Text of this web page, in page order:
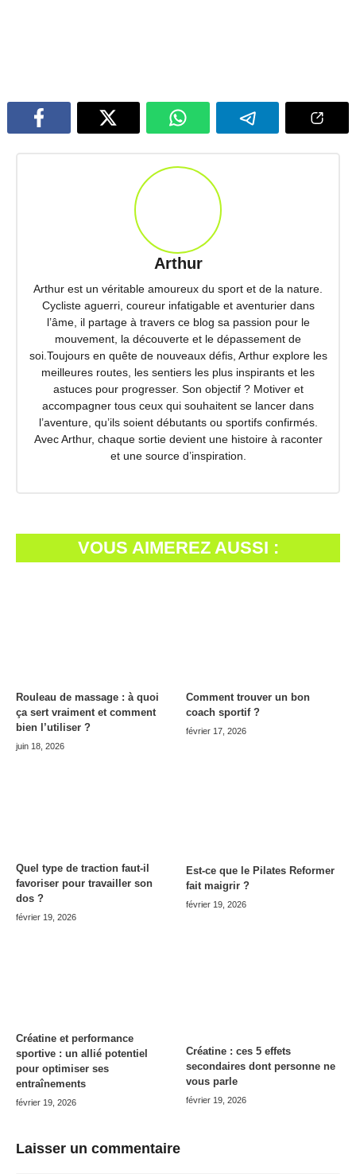
Arthur
Arthur est un véritable amoureux du sport et de la nature.
Cycliste aguerri, coureur infatigable et aventurier dans
l’âme, il partage à travers ce blog sa passion pour le
mouvement, la découverte et le dépassement de
soi.Toujours en quête de nouveaux défis, Arthur explore les
meilleures routes, les sentiers les plus inspirants et les
astuces pour progresser. Son objectif ? Motiver et
accompagner tous ceux qui souhaitent se lancer dans
l’aventure, qu’ils soient débutants ou sportifs confirmés.
Avec Arthur, chaque sortie devient une histoire à raconter
et une source d’inspiration.
VOUS AIMEREZ AUSSI :
Rouleau de massage : à quoi
ça sert vraiment et comment
bien l’utiliser ?
juin 18, 2026
Comment trouver un bon
coach sportif ?
février 17, 2026
Quel type de traction faut-il
favoriser pour travailler son
dos ?
février 19, 2026
Est-ce que le Pilates Reformer
fait maigrir ?
février 19, 2026
Créatine et performance
sportive : un allié potentiel
pour optimiser ses
entraînements
février 19, 2026
Créatine : ces 5 effets
secondaires dont personne ne
vous parle
février 19, 2026
Laisser un commentaire